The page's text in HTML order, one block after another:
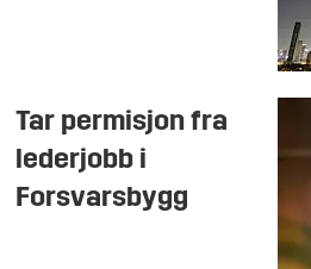
Tar permisjon fra
lederjobb i
Forsvarsbygg